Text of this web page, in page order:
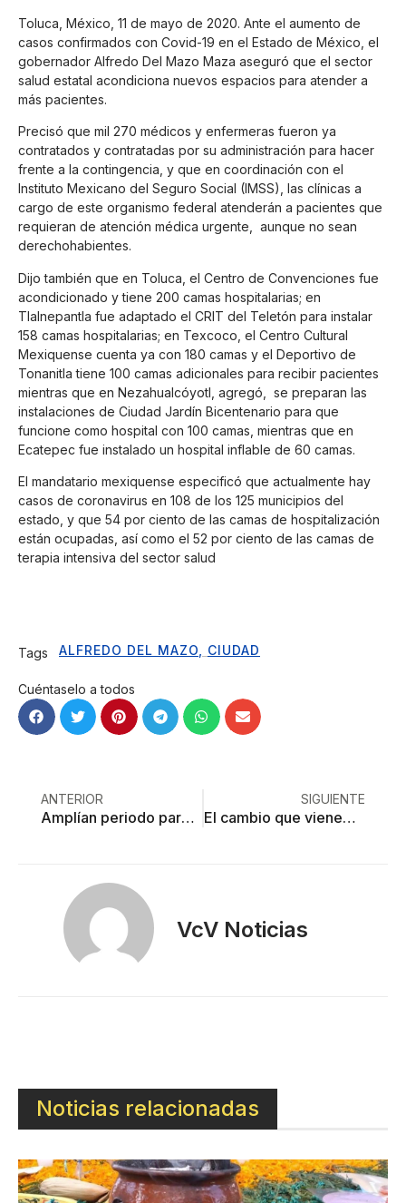
Toluca, México, 11 de mayo de 2020. Ante el aumento de
casos confirmados con Covid-19 en el Estado de México, el
gobernador Alfredo Del Mazo Maza aseguró que el sector
salud estatal acondiciona nuevos espacios para atender a
más pacientes.
Precisó que mil 270 médicos y enfermeras fueron ya
contratados y contratadas por su administración para hacer
frente a la contingencia, y que en coordinación con el
Instituto Mexicano del Seguro Social (IMSS), las clínicas a
cargo de este organismo federal atenderán a pacientes que
requieran de atención médica urgente, aunque no sean
derechohabientes.
Dijo también que en Toluca, el Centro de Convenciones fue
acondicionado y tiene 200 camas hospitalarias; en
Tlalnepantla fue adaptado el CRIT del Teletón para instalar
158 camas hospitalarias; en Texcoco, el Centro Cultural
Mexiquense cuenta ya con 180 camas y el Deportivo de
Tonanitla tiene 100 camas adicionales para recibir pacientes
mientras que en Nezahualcóyotl, agregó, se preparan las
instalaciones de Ciudad Jardín Bicentenario para que
funcione como hospital con 100 camas, mientras que en
Ecatepec fue instalado un hospital inflable de 60 camas.
El mandatario mexiquense especificó que actualmente hay
casos de coronavirus en 108 de los 125 municipios del
estado, y que 54 por ciento de las camas de hospitalización
están ocupadas, así como el 52 por ciento de las camas de
terapia intensiva del sector salud
Tags ALFREDO DEL MAZO CIUDAD
Cuéntaselo a todos
ANTERIOR
Amplían periodo para revalidación de licencias de funcionamiento en Toluca
SIGUIENTE
El cambio que viene… para quedar igual
VcV Noticias
Noticias relacionadas